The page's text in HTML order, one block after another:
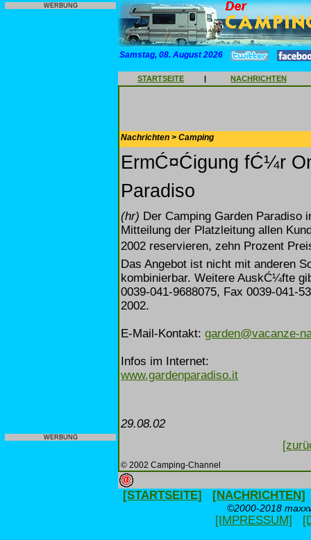
WERBUNG
WERBUNG
Samstag, 08. August 2026
STARTSEITE | NACHRICHTEN
Nachrichten > Camping
ErmĆ¤Ćigung fĆ¼r
Paradiso
(hr) Der Camping Garden Paradiso
Mitteilung der Platzleitung allen
2002 reservieren, zehn Prozent
Das Angebot ist nicht mit anderen
kombinierbar. Weitere AuskĆ¼fte
0039-041-9688075, Fax 0039-041-
2002.
E-Mail-Kontakt: garden@vacanze-
Infos im Internet:
www.gardenparadiso.it
29.08.02
© 2002 Camping-Channel
[STARTSEITE] [NACHRICHTEN]
©2000-2018
[IMPRESSUM]